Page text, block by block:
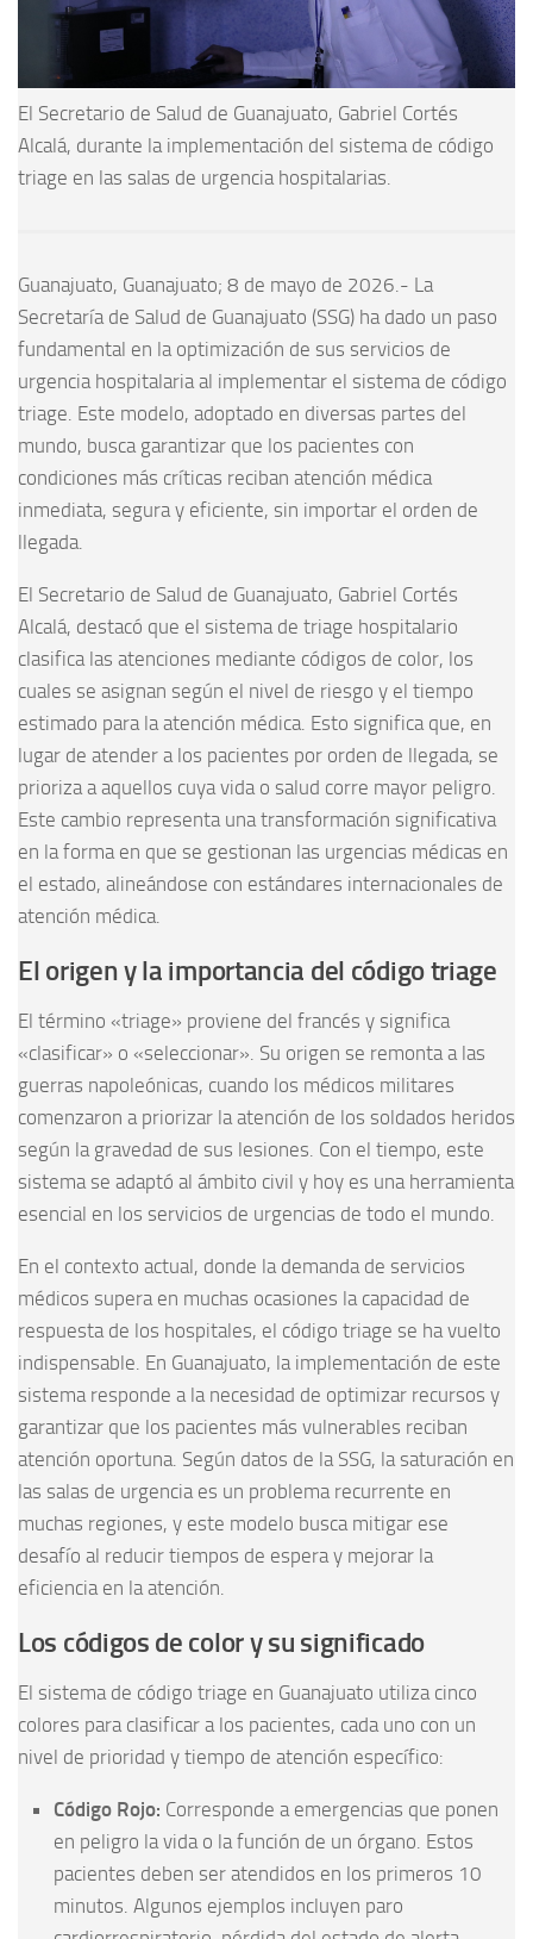
El Secretario de Salud de Guanajuato, Gabriel Cortés
Alcalá, durante la implementación del sistema de código
triage en las salas de urgencia hospitalarias.
Guanajuato, Guanajuato; 8 de mayo de 2026.- La
Secretaría de Salud de Guanajuato (SSG) ha dado un paso
fundamental en la optimización de sus servicios de
urgencia hospitalaria al implementar el sistema de código
triage. Este modelo, adoptado en diversas partes del
mundo, busca garantizar que los pacientes con
condiciones más críticas reciban atención médica
inmediata, segura y eficiente, sin importar el orden de
llegada.
El Secretario de Salud de Guanajuato, Gabriel Cortés
Alcalá, destacó que el sistema de triage hospitalario
clasifica las atenciones mediante códigos de color, los
cuales se asignan según el nivel de riesgo y el tiempo
estimado para la atención médica. Esto significa que, en
lugar de atender a los pacientes por orden de llegada, se
prioriza a aquellos cuya vida o salud corre mayor peligro.
Este cambio representa una transformación significativa
en la forma en que se gestionan las urgencias médicas en
el estado, alineándose con estándares internacionales de
atención médica.
El origen y la importancia del código triage
El término «triage» proviene del francés y significa
«clasificar» o «seleccionar». Su origen se remonta a las
guerras napoleónicas, cuando los médicos militares
comenzaron a priorizar la atención de los soldados heridos
según la gravedad de sus lesiones. Con el tiempo, este
sistema se adaptó al ámbito civil y hoy es una herramienta
esencial en los servicios de urgencias de todo el mundo.
En el contexto actual, donde la demanda de servicios
médicos supera en muchas ocasiones la capacidad de
respuesta de los hospitales, el código triage se ha vuelto
indispensable. En Guanajuato, la implementación de este
sistema responde a la necesidad de optimizar recursos y
garantizar que los pacientes más vulnerables reciban
atención oportuna. Según datos de la SSG, la saturación en
las salas de urgencia es un problema recurrente en
muchas regiones, y este modelo busca mitigar ese
desafío al reducir tiempos de espera y mejorar la
eficiencia en la atención.
Los códigos de color y su significado
El sistema de código triage en Guanajuato utiliza cinco
colores para clasificar a los pacientes, cada uno con un
nivel de prioridad y tiempo de atención específico:
Código Rojo: Corresponde a emergencias que ponen
en peligro la vida o la función de un órgano. Estos
pacientes deben ser atendidos en los primeros 10
minutos. Algunos ejemplos incluyen paro